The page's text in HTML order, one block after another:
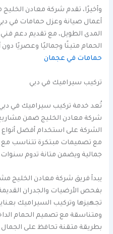
وأخيرًا، تقدم شركة معادن
أعمال صيانة وعزل حمامات في
المدى الطويل، مع تقديم دعم
الحمام متينًا وجماليًا وعصريًا
حمامات في عجمان
تركيب سيراميك في دبي
تُعد خدمة تركيب سيراميك في
شركة معادن الخليج ضمن
الشركة على استخدام أفضل أنواع
مع تصميمات مبتكرة تتناسب
جمالية ويضمن متانة تدوم
يبدأ فريق شركة معادن الخليج
بفحص الأرضيات والجدران
تجهيزها وتركيب السيراميك
ومتناسقة مع تصميم الحمام
بطريقة متقنة تحافظ على الجمال